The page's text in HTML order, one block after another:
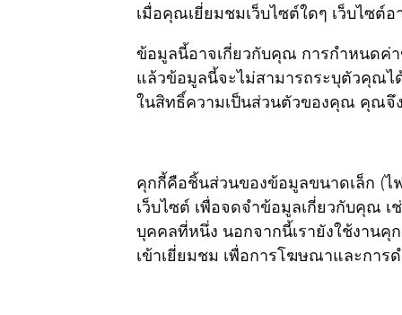
เมื่อคุณเยี่ยมชมเว็บไซต์ใดๆ เว็บไซต์
ข้อมูลนี้อาจเกี่ยวกับคุณ การกำหนด
แล้วข้อมูลนี้จะไม่สามารถระบุตัวคุณไ
ในสิทธิ์ความเป็นส่วนตัวของคุณ คุณจึ
คุกกี้คือชิ้นส่วนของข้อมูลขนาดเล็ก (ไ
เว็บไซต์ เพื่อจดจำข้อมูลเกี่ยวกับคุณ
บุคคลที่หนึ่ง นอกจากนี้เรายังใช้งาน
เข้าเยี่ยมชม เพื่อการโฆษณาและการ